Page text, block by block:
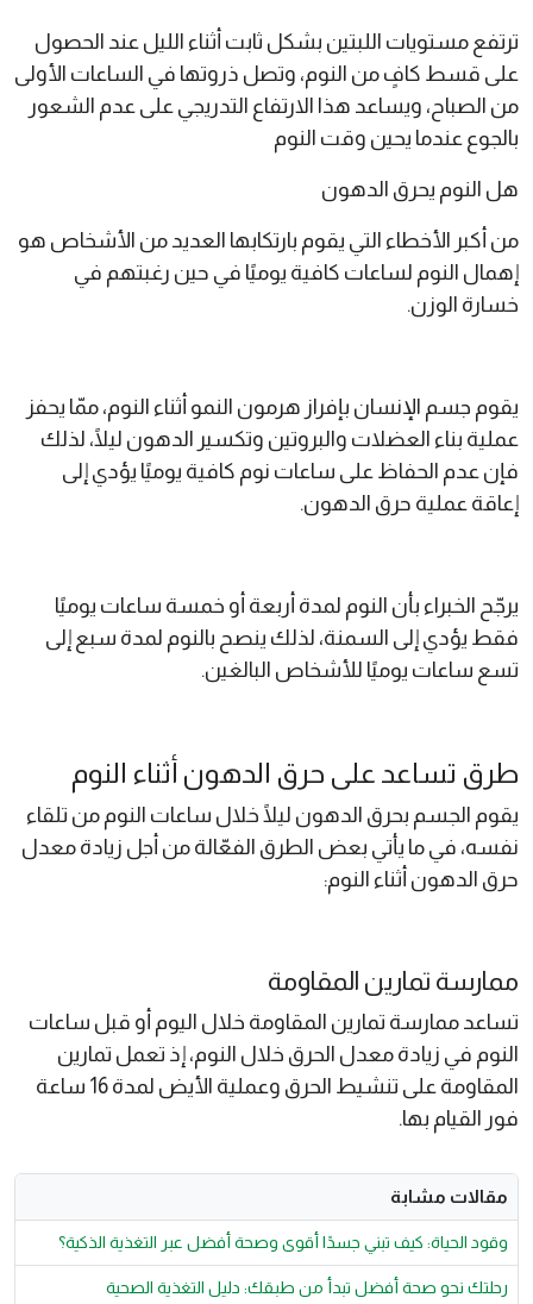
ترتفع مستويات اللبتين بشكل ثابت أثناء الليل عند الحصول
على قسط كافٍ من النوم، وتصل ذروتها في الساعات الأولى
من الصباح، ويساعد هذا الارتفاع التدريجي على عدم الشعور
بالجوع عندما يحين وقت النوم
هل النوم يحرق الدهون
من أكبر الأخطاء التي يقوم بارتكابها العديد من الأشخاص هو
إهمال النوم لساعات كافية يوميًا في حين رغبتهم في
خسارة الوزن.
يقوم جسم الإنسان بإفراز هرمون النمو أثناء النوم، ممّا يحفز
عملية بناء العضلات والبروتين وتكسير الدهون ليلًا، لذلك
فإن عدم الحفاظ على ساعات نوم كافية يوميًا يؤدي إلى
إعاقة عملية حرق الدهون.
يرجّح الخبراء بأن النوم لمدة أربعة أو خمسة ساعات يوميًا
فقط يؤدي إلى السمنة، لذلك ينصح بالنوم لمدة سبع إلى
تسع ساعات يوميًا للأشخاص البالغين.
طرق تساعد على حرق الدهون أثناء النوم
يقوم الجسم بحرق الدهون ليلًا خلال ساعات النوم من تلقاء
نفسه، في ما يأتي بعض الطرق الفعّالة من أجل زيادة معدل
حرق الدهون أثناء النوم:
ممارسة تمارين المقاومة
تساعد ممارسة تمارين المقاومة خلال اليوم أو قبل ساعات
النوم في زيادة معدل الحرق خلال النوم، إذ تعمل تمارين
المقاومة على تنشيط الحرق وعملية الأيض لمدة 16 ساعة
فور القيام بها.
مقالات مشابة
وقود الحياة: كيف تبني جسدًا أقوى وصحة أفضل عبر التغذية الذكية؟
رحلتك نحو صحة أفضل تبدأ من طبقك: دليل التغذية الصحية